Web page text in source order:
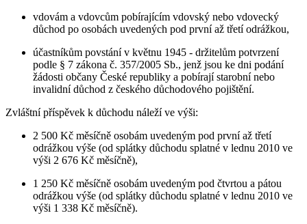
vdovám a vdovcům pobírajícím vdovský nebo vdovecký
důchod po osobách uvedených pod první až třetí odrážkou,
účastníkům povstání v květnu 1945 - držitelům potvrzení
podle § 7 zákona č. 357/2005 Sb., jenž jsou ke dni podání
žádosti občany České republiky a pobírají starobní nebo
invalidní důchod z českého důchodového pojištění.
Zvláštní příspěvek k důchodu náleží ve výši:
2 500 Kč měsíčně osobám uvedeným pod první až třetí
odrážkou výše (od splátky důchodu splatné v lednu 2010 ve
výši 2 676 Kč měsíčně),
1 250 Kč měsíčně osobám uvedeným pod čtvrtou a pátou
odrážkou výše (od splátky důchodu splatné v lednu 2010 ve
výši 1 338 Kč měsíčně).